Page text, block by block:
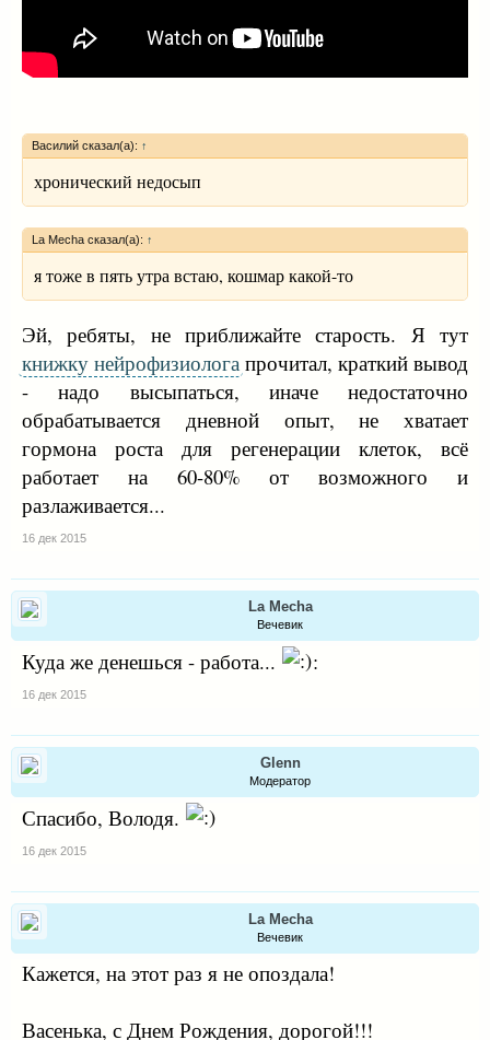
Василий сказал(а): ↑
хронический недосып
La Mecha сказал(а): ↑
я тоже в пять утра встаю, кошмар какой-то
Эй, ребяты, не приближайте старость. Я тут
книжку нейрофизиолога прочитал, краткий вывод
- надо высыпаться, иначе недостаточно
обрабатывается дневной опыт, не хватает
гормона роста для регенерации клеток, всё
работает на 60-80% от возможного и
разлаживается...
16 дек 2015
La Mecha
Вечевик
Куда же денешься - работа... :
16 дек 2015
Glenn
Модератор
Спасибо, Володя.
16 дек 2015
La Mecha
Вечевик
Кажется, на этот раз я не опоздала!
Васенька, с Днем Рождения, дорогой!!!